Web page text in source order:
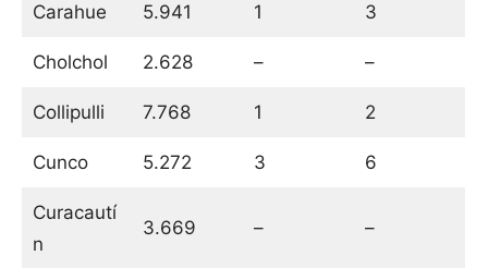
Carahue 5.941 1 3
Cholchol 2.628 – –
Collipulli 7.768 1 2
Cunco 5.272 3 6
Curacautí
n
3.669 – –